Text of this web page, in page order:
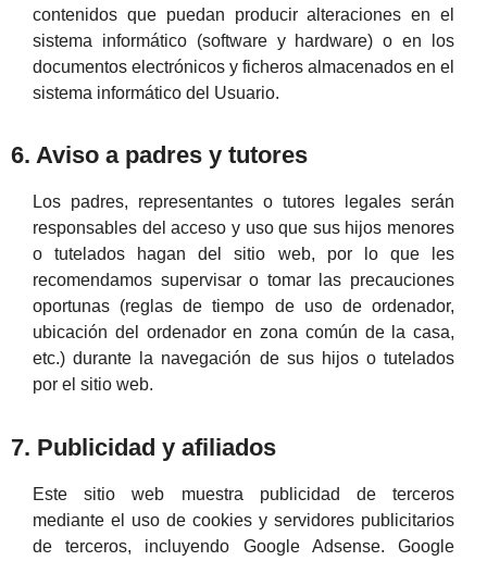
contenidos que puedan producir alteraciones en el
sistema informático (software y hardware) o en los
documentos electrónicos y ficheros almacenados en el
sistema informático del Usuario.
6. Aviso a padres y tutores
Los padres, representantes o tutores legales serán
responsables del acceso y uso que sus hijos menores
o tutelados hagan del sitio web, por lo que les
recomendamos supervisar o tomar las precauciones
oportunas (reglas de tiempo de uso de ordenador,
ubicación del ordenador en zona común de la casa,
etc.) durante la navegación de sus hijos o tutelados
por el sitio web.
7. Publicidad y afiliados
Este sitio web muestra publicidad de terceros
mediante el uso de cookies y servidores publicitarios
de terceros, incluyendo Google Adsense. Google